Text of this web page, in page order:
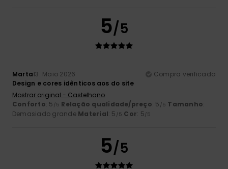
5/5
Marta13. Maio 2026
Compra verificada
Design e cores idênticos aos do site
Mostrar original - Castelhano
Conforto: 5 /5 Relação qualidade/preço: 5 /5 Tamanho:
Demasiado grande Material: 5 /5 Cor: 5/5
5/5